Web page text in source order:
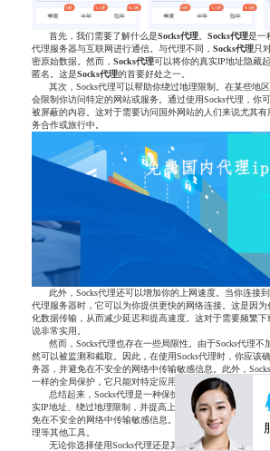
首先，我们需要了解什么是Socks代理 。Socks代理是一
代理服务器与互联网进行通信。与代理不同， Socks代理只
密原始数据。然而， Socks代理可以将你的真实IP地址隐藏
匿名。这是Socks代理的首要好处之一。
其次，Socks代理可以帮助你绕过地理限制。在某些地
会限制你访问特定的网站或服务。通过使用Socks代理，你
被屏蔽的内容。这对于需要访问国外网站的人们来说尤其
务合作或旅行中。
此外，Socks代理还可以增加你的上网速度。当你连接
代理服务器时，它可以为你提供更快的网络连接。这是因
化数据传输，从而减少延迟和提高速度。这对于需要频繁
说非常实用。
然而，Socks代理也存在一些局限性。由于Socks代理
然可以被监测和截取。因此，在使用Socks代理时，你应该
务器，并避免在不安全的网络中传输敏感信息。此外，
一样的全局保护，它只能对特定应用程序或浏览器进行代理
总结起来，Socks代理是一种保护个人隐私和安全的有
实IP地址、绕过地理限制，并提高上网速度。然而，使用
免在不安全的网络中传输敏感信息。如果你需要更全面的隐
理等其他工具。
无论你选择使用Socks代理还是其他工具，保护个人隐